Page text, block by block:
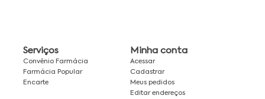
Serviços
Convênio Farmácia
Farmácia Popular
Encarte
Minha conta
Acessar
Cadastrar
Meus pedidos
Editar endereços